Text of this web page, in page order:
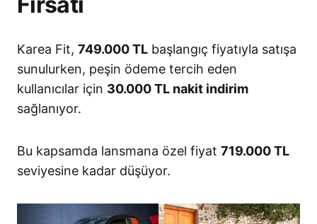
Karea Fit, 749.000 TL başlangıç fiyatıyla satışa
sunulurken, peşin ödeme tercih eden
kullanıcılar için 30.000 TL nakit indirim
sağlanıyor.
Bu kapsamda lansmana özel fiyat 719.000 TL
seviyesine kadar düşüyor.